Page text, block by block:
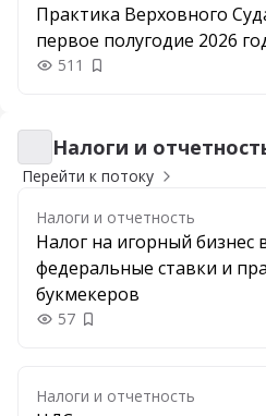
Практика Верховного
первое полугодие 2026
511 Добавить в закладки
Налоги и отчетность
Налоги и
Перейти к потоку
Налоги и отчетность
Налог на игорный бизнес
федеральные ставки и
букмекеров
57 Добавить в закладки
Налоги и отчетность